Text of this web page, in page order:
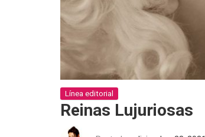
Línea editorial
Reinas Lujuriosas